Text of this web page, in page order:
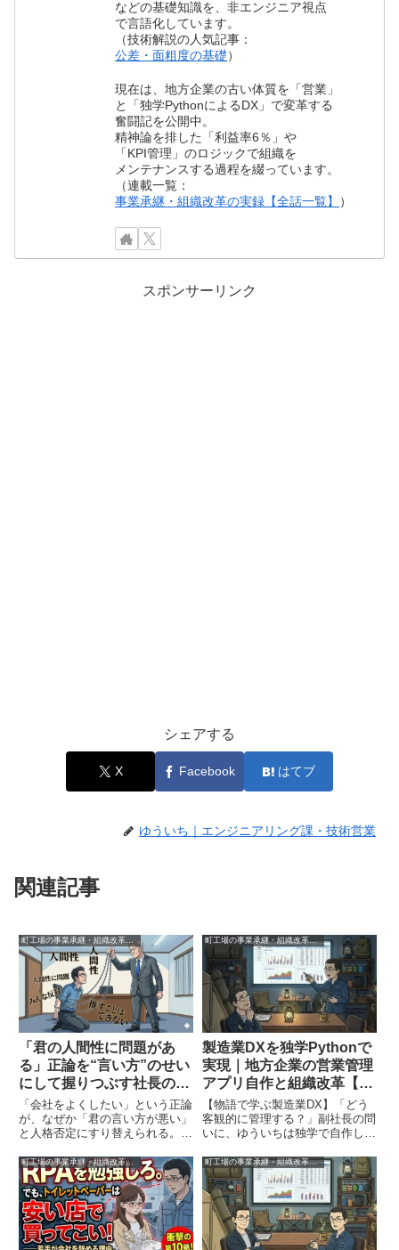
などの基礎知識を、非エンジニア視点
で言語化しています。
（技術解説の人気記事：
公差・面粗度の基礎）
現在は、地方企業の古い体質を「営業」
と「独学PythonによるDX」で変革する
奮闘記を公開中。
精神論を排した「利益率6％」や
「KPI管理」のロジックで組織を
メンテナンスする過程を綴っています。
（連載一覧：
事業承継・組織改革の実録【全話一覧】
）
スポンサーリンク
シェアする
X Facebook はてブ
ゆういち｜エンジニアリング課・技術営業
関連記事
「君の人間性に問題があ
る」正論を“言い方”のせい
にして握りつぶす社長の正
体｜第13話
「会社をよくしたい」という正論
が、なぜか「君の言い方が悪い」
と人格否定にすり替えられる。そ
では、無能なトップが使う「人間
性という名の脅迫」の実態を公
開。波風を立てない「無難な調
整」に終始し、責任を社員に丸投
げする組織の病理を暴きます。
町工場の事業承継・組織改革の実録
製造業DXを独学Pythonで
実現｜地方企業の営業管理
アプリ自作と組織改革【第
9話】
【物語で学ぶ製造業DX】「どう
客観的に管理する？」副社長の問
いに、ゆういちは独学で自作した
サプー氏に学び、Tkinterや
SQLite3を駆使して構築した営業
ダッシュボード。勘と武勇伝をデ
ータで粉砕し、停滞した組織に風
穴を開ける。地方企業の課長が手
にした「武器」の実力とは？
町工場の事業承継・組織改革の実録 町工場の事業承継・組織改革の実録